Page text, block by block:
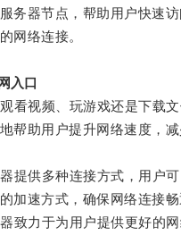
务器节点，帮助用户快速
网络连接。
入口
视频、玩游戏还是下载文
帮助用户提升网络速度，
供多种连接方式，用户可
加速方式，确保网络连接畅
力于为用户提供更好的网